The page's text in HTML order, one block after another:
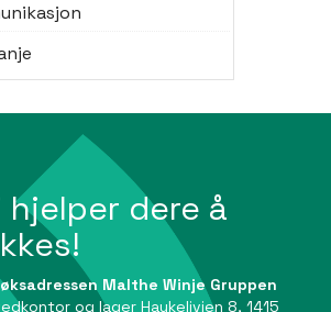
hjelper dere å
Malthe Winje Gruppen
og lager Haukelivien 8, 1415